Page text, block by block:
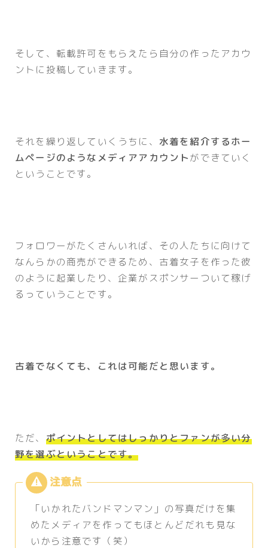
そして、転載許可をもらえたら自分の作ったアカウ
ントに投稿していきます。
それを繰り返していくうちに、 水着を紹介するホー
ムページのようなメディアアカウントができていく
ということです。
フォロワーがたくさんいれば、その人たちに向けて
なんらかの商売ができるため、古着女子を作った彼
のように起業したり、企業がスポンサーついて稼げ
るっていうことです。
古着でなくても、これは可能だと思います。
ただ、 ポイントとしてはしっかりとファンが多い分
野を選ぶということです。
「いかれたバンドマンマン」の写真だけを集
めたメディアを作ってもほとんどだれも見な
いから注意です（笑）